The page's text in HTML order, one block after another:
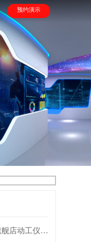
预约演示
耳东国际影城暨耳东VR全景影厅旗舰店动工仪式盛大举行